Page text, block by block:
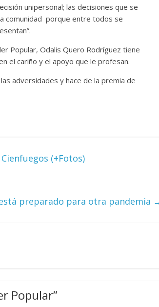
unipersonal; las decisiones que se
comunidad porque entre todos se
Popular, Odalis Quero Rodríguez tiene
el cariño y el apoyo que le profesan.
adversidades y hace de la premia de
(+Fotos)
preparado para otra pandemia
Popular”
los
0
Terror chamánico
14 marzo, 2026 Julio Martínez